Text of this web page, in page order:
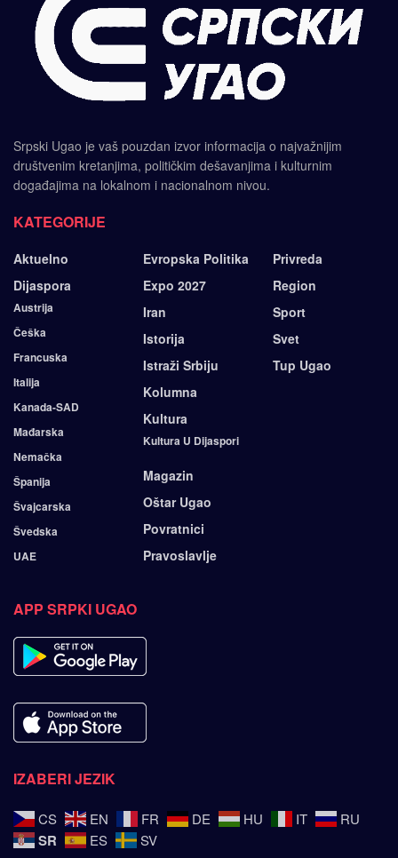
Srpski Ugao je vaš pouzdan izvor informacija o najvažnijim
društvenim kretanjima, političkim dešavanjima i kulturnim
događajima na lokalnom i nacionalnom nivou.
KATEGORIJE
Aktuelno
Dijaspora
Austrija
Češka
Francuska
Italija
Kanada-SAD
Mađarska
Nemačka
Španija
Švajcarska
Švedska
UAE
Evropska Politika
Expo 2027
Iran
Istorija
Istraži Srbiju
Kolumna
Kultura
Kultura U Dijaspori
Magazin
Oštar Ugao
Povratnici
Pravoslavlje
Privreda
Region
Sport
Svet
Tup Ugao
APP SRPKI UGAO
IZABERI JEZIK
CS EN FR DE HU IT RU
SR ES SV